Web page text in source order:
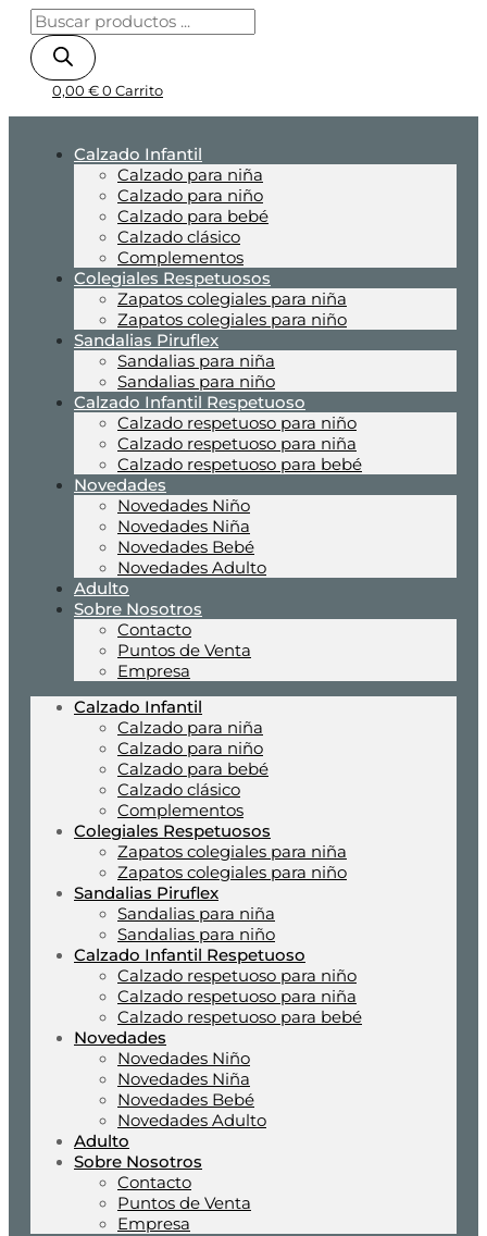
0,00 € 0 Carrito
Calzado Infantil
Calzado para niña
Calzado para niño
Calzado para bebé
Calzado clásico
Complementos
Colegiales Respetuosos
Zapatos colegiales para niña
Zapatos colegiales para niño
Sandalias Piruflex
Sandalias para niña
Sandalias para niño
Calzado Infantil Respetuoso
Calzado respetuoso para niño
Calzado respetuoso para niña
Calzado respetuoso para bebé
Novedades
Novedades Niño
Novedades Niña
Novedades Bebé
Novedades Adulto
Adulto
Sobre Nosotros
Contacto
Puntos de Venta
Empresa
Calzado Infantil
Calzado para niña
Calzado para niño
Calzado para bebé
Calzado clásico
Complementos
Colegiales Respetuosos
Zapatos colegiales para niña
Zapatos colegiales para niño
Sandalias Piruflex
Sandalias para niña
Sandalias para niño
Calzado Infantil Respetuoso
Calzado respetuoso para niño
Calzado respetuoso para niña
Calzado respetuoso para bebé
Novedades
Novedades Niño
Novedades Niña
Novedades Bebé
Novedades Adulto
Adulto
Sobre Nosotros
Contacto
Puntos de Venta
Empresa